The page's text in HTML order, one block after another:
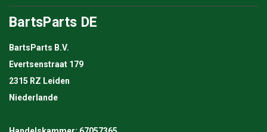
BartsParts DE
BartsParts B.V.
Evertsenstraat 179
2315 RZ Leiden
Niederlande